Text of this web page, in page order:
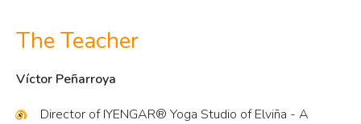
The Teacher
Víctor Peñarroya
Director of IYENGAR® Yoga Studio of Elviña - A